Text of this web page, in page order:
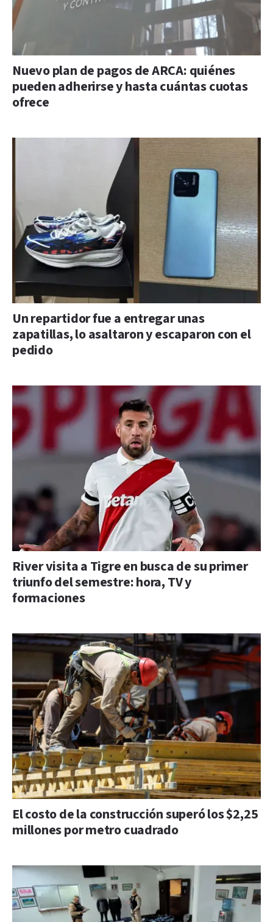
Nuevo plan de pagos de ARCA: quiénes
pueden adherirse y hasta cuántas cuotas
ofrece
Un repartidor fue a entregar unas
zapatillas, lo asaltaron y escaparon con el
pedido
River visita a Tigre en busca de su primer
triunfo del semestre: hora, TV y
formaciones
El costo de la construcción superó los $2,25
millones por metro cuadrado